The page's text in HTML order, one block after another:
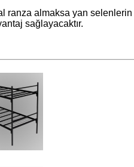
ranza almaksa yan
sağlayacaktır.